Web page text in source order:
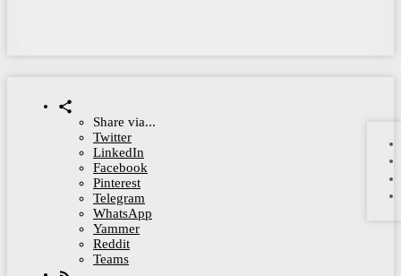
Share via...
Twitter
LinkedIn
Facebook
Pinterest
Telegram
WhatsApp
Yammer
Reddit
Teams